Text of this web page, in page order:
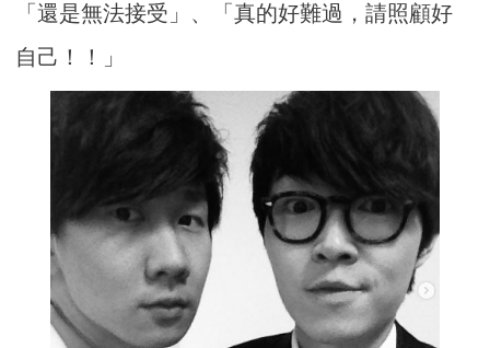
「還是無法接受」、「真的好難過，請照顧好
自己！！」